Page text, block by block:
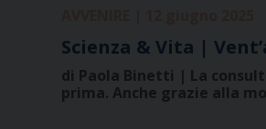
Scienza & Vita |
di Paola Binetti | La
prima. Anche grazie alla